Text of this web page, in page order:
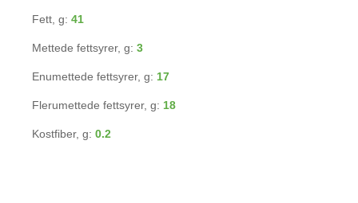
Fett, g: 41
Mettede fettsyrer, g: 3
Enumettede fettsyrer, g: 17
Flerumettede fettsyrer, g: 18
Kostfiber, g: 0.2